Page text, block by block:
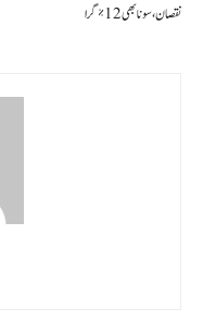
نقصان، سونا بھی 12٪ گرا